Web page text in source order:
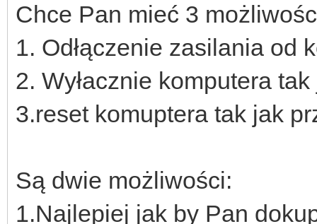
Chce Pan mieć 3
1. Odłączenie zasilania od
2. Wyłacznie komputera
3.reset komuptera tak jak
Są dwie możliwości:
1.Najlepiej jak by Pan